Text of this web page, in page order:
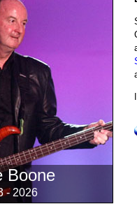
Boone
- 2026